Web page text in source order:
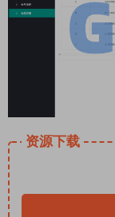
资源下载